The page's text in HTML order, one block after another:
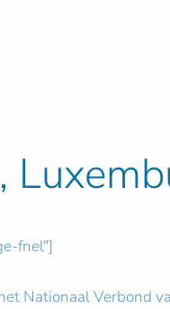
fnel"]
Nationaal Verbond